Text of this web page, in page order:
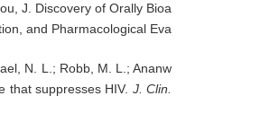
J. Discovery of Orally Bioa
and Pharmacological Eva
N. L.; Robb, M. L.; Ananw
that suppresses HIV. J. Clin.